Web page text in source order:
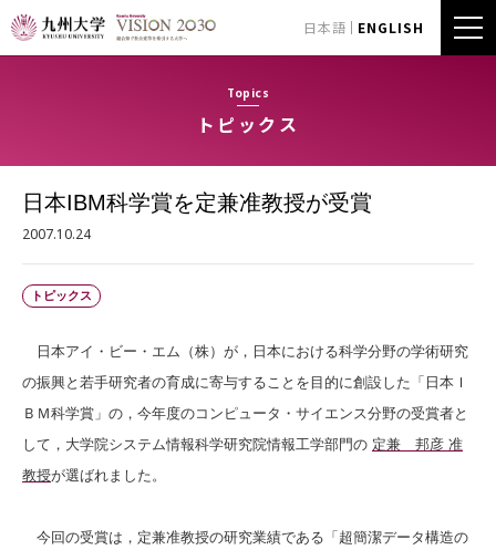
日本語 ENGLISH
Topics
トピックス
日本IBM科学賞を定兼准教授が受賞
2007.10.24
トピックス
日本アイ・ビー・エム（株）が，日本における科学分野の学術研究
の振興と若手研究者の育成に寄与することを目的に創設した「日本Ｉ
ＢＭ科学賞」の，今年度のコンピュータ・サイエンス分野の受賞者と
して，大学院システム情報科学研究院情報工学部門の 定兼 邦彦 准
教授が選ばれました。
今回の受賞は，定兼准教授の研究業績である 「超簡潔データ構造の